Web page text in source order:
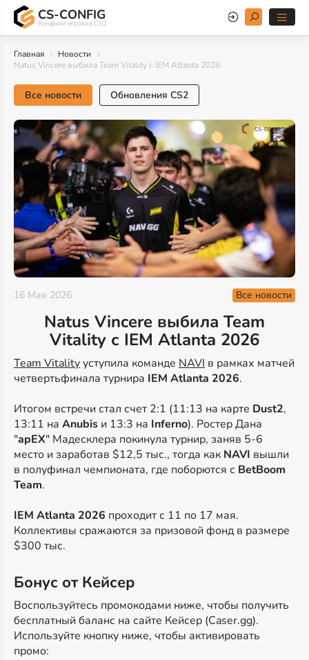
CS-CONFIG
Конфиги игроков CS2
Главная
Новости
Natus Vincere выбила Team Vitality с IEM Atlanta 2026
Все новости Обновления CS2
16 Мая 2026 Все новости
Natus Vincere выбила Team
Vitality с IEM Atlanta 2026
Team Vitalityуступила команде NAVI в рамках матчей
четвертьфинала турнира IEM Atlanta 2026.
Итогом встречи стал счет 2:1 (11:13 на карте Dust2,
13:11 на Anubis и 13:3 на Inferno). Ростер Дана
"apEX" Мадесклера покинула турнир, заняв 5-6
место и заработав $12,5 тыс., тогда как NAVI вышли
в полуфинал чемпионата, где поборются с BetBoom
Team.
IEM Atlanta 2026 проходит с 11 по 17 мая.
Коллективы сражаются за призовой фонд в размере
$300 тыс.
Бонус от Кейсер
Воспользуйтесь промокодами ниже, чтобы получить
бесплатный баланс на сайте Кейсер (Caser.gg).
Используйте кнопку ниже, чтобы активировать
промо: